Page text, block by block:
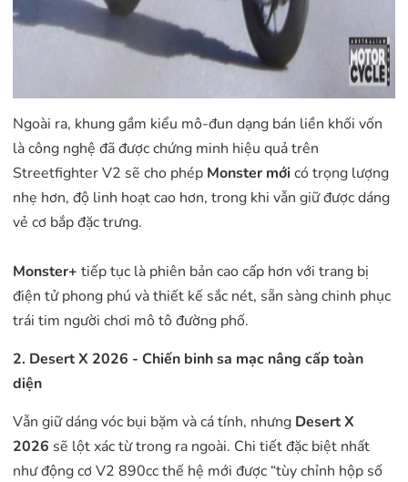
Ngoài ra, khung gầm kiểu mô-đun dạng bán liền khối vốn
là công nghệ đã được chứng minh hiệu quả trên
Streetfighter V2 sẽ cho phép Monster mớicó trọng lượng
nhẹ hơn, độ linh hoạt cao hơn, trong khi vẫn giữ được dáng
vẻ cơ bắp đặc trưng.
Monster+ tiếp tục là phiên bản cao cấp hơn với trang bị
điện tử phong phú và thiết kế sắc nét, sẵn sàng chinh phục
trái tim người chơi mô tô đường phố.
2. Desert X 2026 - Chiến binh sa mạc nâng cấp toàn
diện
Vẫn giữ dáng vóc bụi bặm và cá tính, nhưng Desert X
2026 sẽ lột xác từ trong ra ngoài. Chi tiết đặc biệt nhất
như động cơ V2 890cc thế hệ mới được “tùy chỉnh hộp số